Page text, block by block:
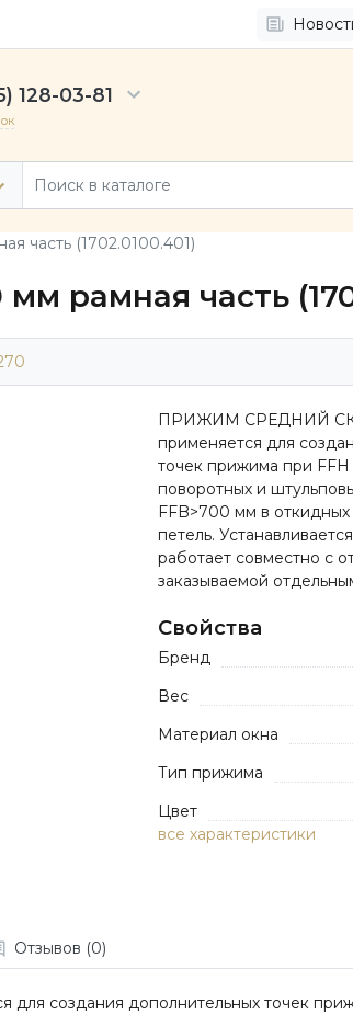
128-03-81
часть (1702.0100.401)
рамная часть
ПРИЖИМ СРЕДНИЙ
применяется для
точек прижима при
поворотных и
FFB>700 мм в
петель.
работает совместно с
заказываемой
Свойства
Бренд
Вес
Материал окна
Тип прижима
Цвет
все характеристики
Отзывов (0)
дополнительных точек